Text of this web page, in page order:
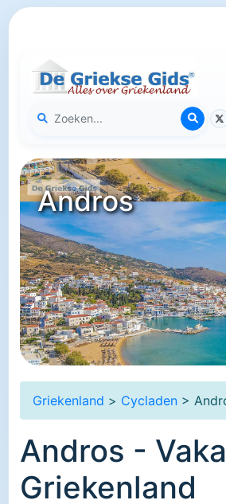
Andros
Griekenland > Cycladen >
Andros -
Griekenland